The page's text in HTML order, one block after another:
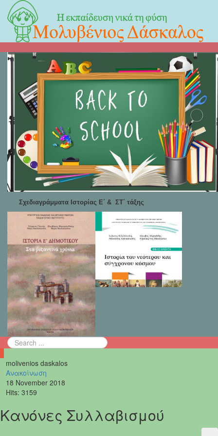
Σχεδιαγράμματα Ιστορίας Ε΄ & ΣΤ΄ τάξης
molivenios daskalos
Ανακοίνωση
18 November 2018
Hits: 3159
Κανόνες Συλλαβισμού